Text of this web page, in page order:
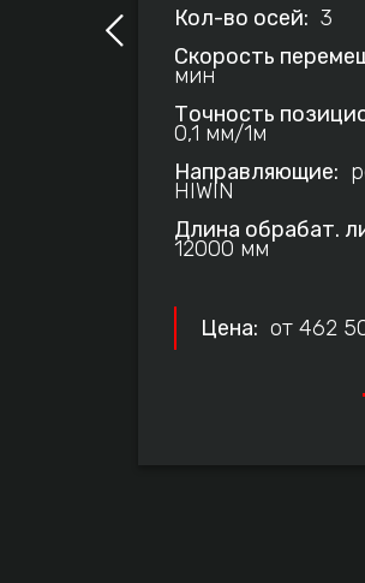
Кол-во осей: 3
Скорость
мин
Точность
0,1 мм/1м
Направляющие:
HIWIN
Длина обрабат.
12000 мм
Цена: от 462